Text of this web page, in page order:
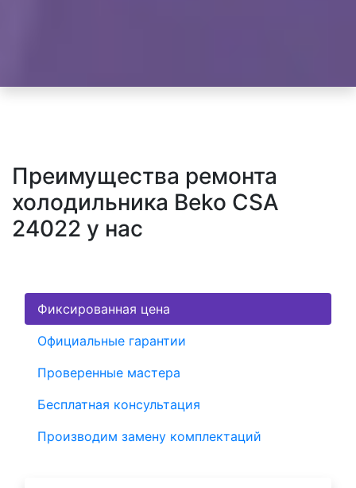
Преимущества ремонта
холодильника Beko CSA
24022 у нас
Фиксированная цена
Официальные гарантии
Проверенные мастера
Бесплатная консультация
Производим замену комплектаций